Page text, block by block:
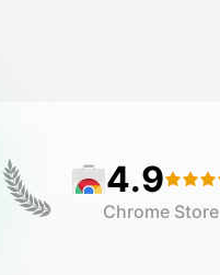
4.9
Chrome Store